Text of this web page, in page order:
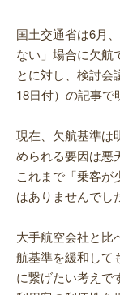
国土交通省は6月
ない」場合に欠航
とに対し、検討会
18日付）の記事で
現在、欠航基準は
められる要因は悪
これまで「乗客が
はありませんでし
大手航空会社と比
航基準を緩和して
に繋げたい考えで